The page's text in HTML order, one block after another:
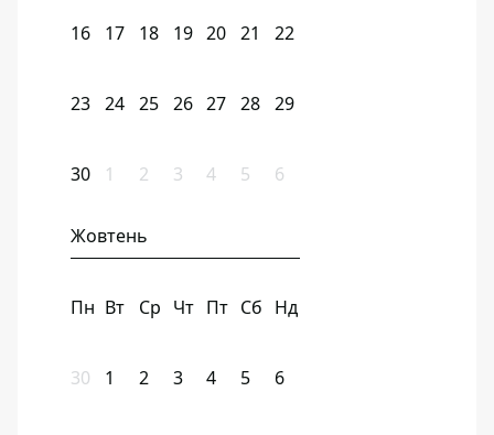
16 17 18 19 20 21 22
23 24 25 26 27 28 29
30 1 2 3 4 5 6
Жовтень
Пн Вт Ср Чт Пт Сб Нд
30 1 2 3 4 5 6